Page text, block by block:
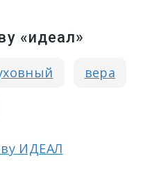
«идеал»
вера
ИДЕАЛ